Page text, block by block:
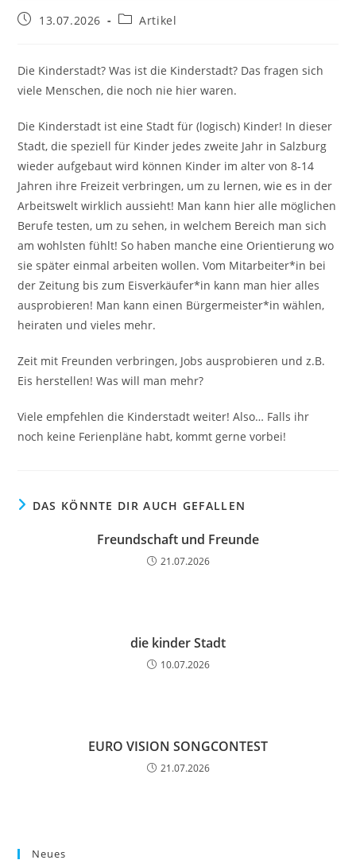
Beitrag13.07.2026
Beitrags-
Artikel
Die Kinderstadt? Was ist die Kinderstadt? Das fragen sich
viele Menschen, die noch nie hier waren.
Die Kinderstadt ist eine Stadt für (logisch) Kinder! In dieser
Stadt, die speziell für Kinder jedes zweite Jahr in Salzburg
wieder aufgebaut wird können Kinder im alter von 8-14
Jahren ihre Freizeit verbringen, um zu lernen, wie es in der
Arbeitswelt wirklich aussieht! Man kann hier alle möglichen
Berufe testen, um zu sehen, in welchem Bereich man sich
am wohlsten fühlt! So haben manche eine Orientierung wo
sie später einmal arbeiten wollen. Vom Mitarbeiter*in bei
der Zeitung bis zum Eisverkäufer*in kann man hier alles
ausprobieren! Man kann einen Bürgermeister*in wählen,
heiraten und vieles mehr.
Zeit mit Freunden verbringen, Jobs ausprobieren und z.B.
Eis herstellen! Was will man mehr?
Viele empfehlen die Kinderstadt weiter! Also… Falls ihr
noch keine Ferienpläne habt, kommt gerne vorbei!
DAS KÖNNTE DIR AUCH GEFALLEN
Freundschaft und Freunde
21.07.2026
die kinder Stadt
10.07.2026
EURO VISION SONGCONTEST
21.07.2026
Neues